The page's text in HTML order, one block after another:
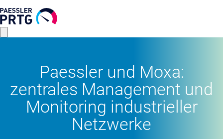
Paessler und Moxa:
zentrales Management und
Monitoring industrieller
Netzwerke